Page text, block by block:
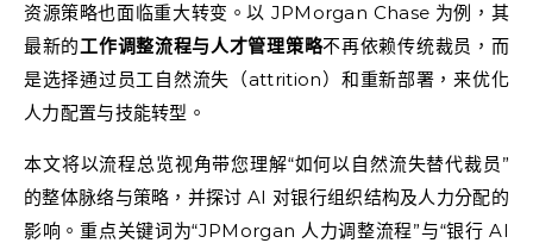
资源策略也面临重大转变。以 JPMorgan Chase 为例，其
最新的工作调整流程与人才管理策略不再依赖传统裁员，而
是选择通过员工自然流失（attrition）和重新部署，来优化
人力配置与技能转型。
本文将以流程总览视角带您理解“如何以自然流失替代裁员”
的整体脉络与策略，并探讨 AI 对银行组织结构及人力分配的
影响。重点关键词为“JPMorgan 人力调整流程”与“银行 AI